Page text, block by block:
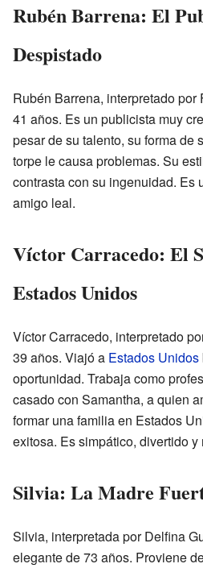
Rubén Barrena: El
Despistado
Rubén Barrena, interpretado
41 años. Es un publicista muy
pesar de su talento, su forma de
torpe le causa problemas. Su
contrasta con su ingenuidad. Es
amigo leal.
Víctor Carracedo: El
Estados Unidos
Víctor Carracedo, interpretado
39 años. Viajó a Estados Unidos
oportunidad. Trabaja como
casado con Samantha, a quien
formar una familia en Estados
exitosa. Es simpático, divertido y
Silvia: La Madre
Silvia, interpretada por Delfina
elegante de 73 años. Proviene